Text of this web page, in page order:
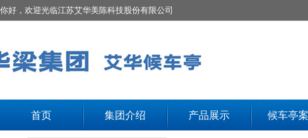
你好，欢迎光临江苏艾华美陈科技股份有限公司
首页 集团介绍 产品展示 候车亭